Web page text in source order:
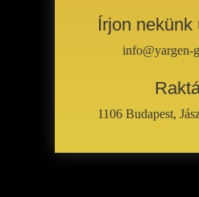
Írjon nekünk
info@yargen-
1106 Budapest,